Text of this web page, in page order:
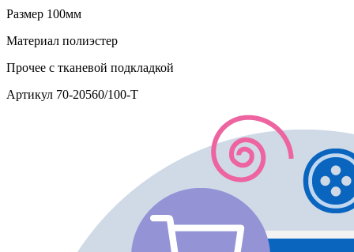
Размер 100мм
Материал полиэстер
Прочее с тканевой подкладкой
Артикул 70-20560/100-T